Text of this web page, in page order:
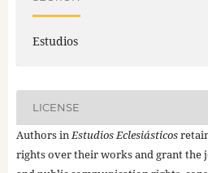
Estudios
LICENSE
Authors inEstudios Eclesiásticos
rights over their works and grant